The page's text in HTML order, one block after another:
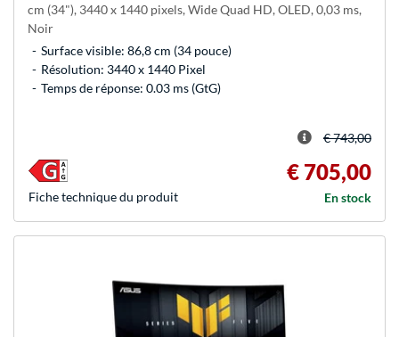
cm (34"), 3440 x 1440 pixels, Wide Quad HD, OLED, 0,03 ms,
Noir
Surface visible: 86,8 cm (34 pouce)
Résolution: 3440 x 1440 Pixel
Temps de réponse: 0.03 ms (GtG)
€ 743,00
€ 705,00
En stock
Fiche technique du produit